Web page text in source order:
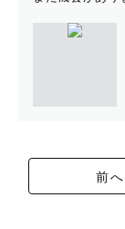
前へ